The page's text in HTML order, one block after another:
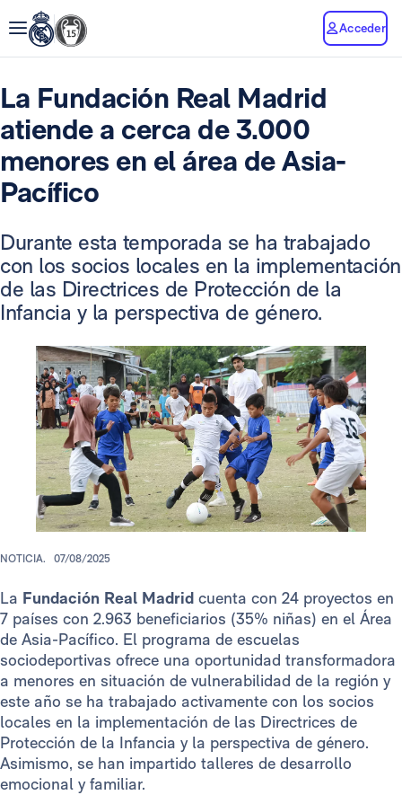
Acceder
La Fundación Real Madrid
atiende a cerca de 3.000
menores en el área de Asia-
Pacífico
Durante esta temporada se ha trabajado
con los socios locales en la implementación
de las Directrices de Protección de la
Infancia y la perspectiva de género.
NOTICIA. 07/08/2025
La Fundación Real Madrid cuenta con 24 proyectos en
7 países con 2.963 beneficiarios (35% niñas) en el Área
de Asia-Pacífico. El programa de escuelas
sociodeportivas ofrece una oportunidad transformadora
a menores en situación de vulnerabilidad de la región y
este año se ha trabajado activamente con los socios
locales en la implementación de las Directrices de
Protección de la Infancia y la perspectiva de género.
Asimismo, se han impartido talleres de desarrollo
emocional y familiar.